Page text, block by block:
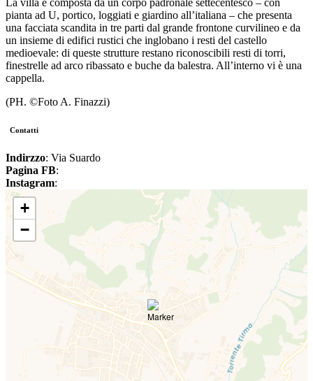
pianta ad U, portico, loggiati e giardino all’italiana – che presenta
una facciata scandita in tre parti dal grande frontone curvilineo e da
un insieme di edifici rustici che inglobano i resti del castello
medioevale: di queste strutture restano riconoscibili resti di torri,
finestrelle ad arco ribassato e buche da balestra. All’interno vi è una
cappella.
(PH. ©Foto A. Finazzi)
Contatti
Indirzzo: Via Suardo
Pagina FB:
Instagram:
+
−